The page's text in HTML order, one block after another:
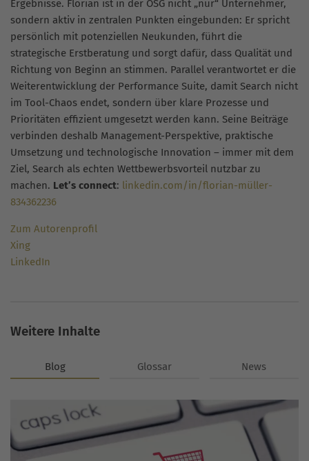
Ergebnisse. Florian ist in der OSG nicht „nur“ Unternehmer,
sondern aktiv in zentralen Punkten eingebunden: Er spricht
persönlich mit potenziellen Neukunden, führt die
strategische Erstberatung und sorgt dafür, dass Qualität und
Richtung von Beginn an stimmen. Parallel verantwortet er die
Weiterentwicklung der Performance Suite, damit Search nicht
im Tool-Chaos endet, sondern über klare Prozesse und
Prioritäten effizient umgesetzt werden kann. Seine Beiträge
verbinden deshalb Management-Perspektive, praktische
Umsetzung und technologische Innovation – immer mit dem
Ziel, Search als echten Wettbewerbsvorteil nutzbar zu
machen. Let’s connect: linkedin.com/in/florian-müller-
834362236
Zum Autorenprofil
Xing
LinkedIn
Weitere Inhalte
Blog Glossar News